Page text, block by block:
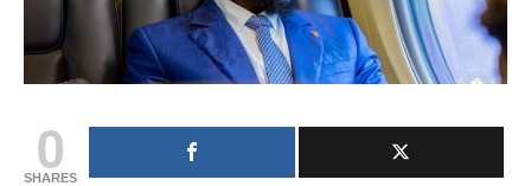
0
SHARES